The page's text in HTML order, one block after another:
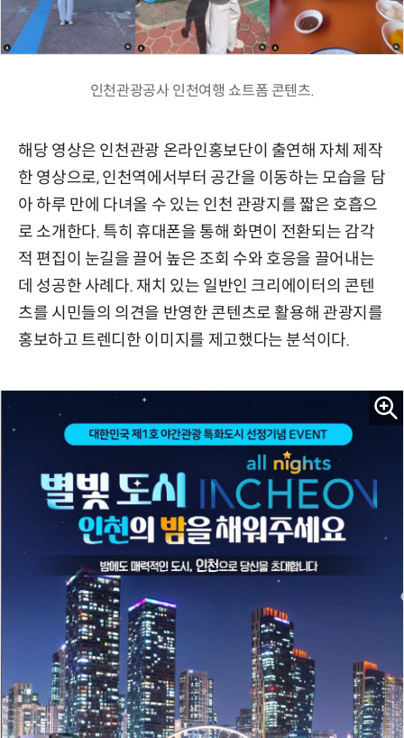
인천관광공사 인천여행 쇼트폼 콘텐츠.
해당 영상은 인천관광 온라인홍보단이 출연해 자체 제작
한 영상으로, 인천역에서부터 공간을 이동하는 모습을 담
아 하루 만에 다녀올 수 있는 인천 관광지를 짧은 호흡으
로 소개한다. 특히 휴대폰을 통해 화면이 전환되는 감각
적 편집이 눈길을 끌어 높은 조회 수와 호응을 끌어내는
데 성공한 사례다. 재치 있는 일반인 크리에이터의 콘텐
츠를 시민들의 의견을 반영한 콘텐츠로 활용해 관광지를
홍보하고 트렌디한 이미지를 제고했다는 분석이다.